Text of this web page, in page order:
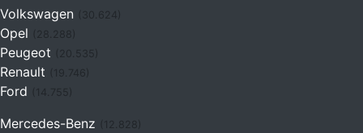
Volkswagen (30.624)
Opel
Peugeot
Renault (19.746)
Ford (14.755)
Mercedes-Benz